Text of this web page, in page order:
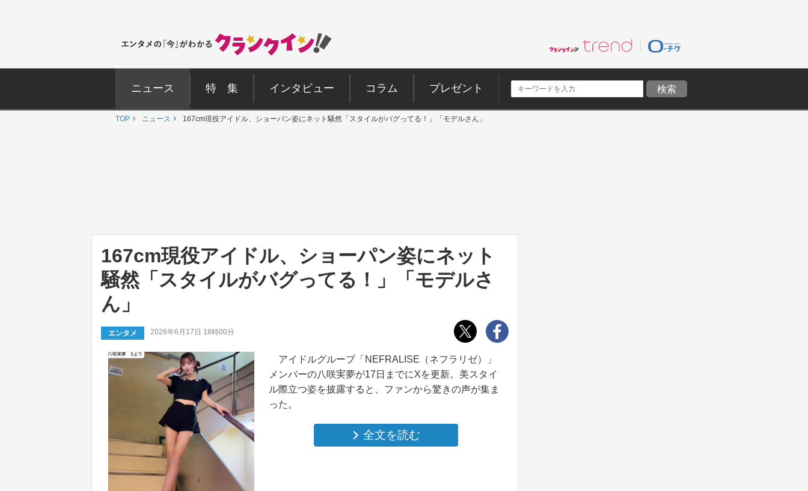
ニュース 特 集 インタビュー コラム プレゼント
TOP ニュース 167cm現役アイドル、ショーパン姿にネット騒然「スタイルがバグってる！」「モデルさん」
167cm現役アイドル、ショーパン姿にネット
騒然「スタイルがバグってる！」「モデルさ
ん」
エンタメ 2026年6月17日 18時00分
アイドルグループ「NEFRALISE（ネフラリゼ）」
メンバーの八咲実夢が17日までにXを更新。美スタイ
ル際立つ姿を披露すると、ファンから驚きの声が集ま
った。
全文を読む